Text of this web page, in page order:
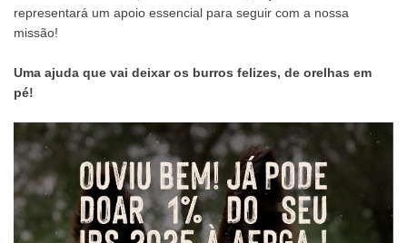
representará um apoio essencial para seguir com a nossa
missão!
Uma ajuda que vai deixar os burros felizes, de orelhas em
pé!